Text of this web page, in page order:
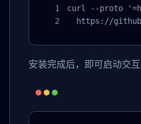
curl --proto
https://
安装完成后，即可启动交互